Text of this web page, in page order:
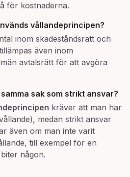
för kostnaderna.
vållandeprincipen?
inom skadeståndsrätt och
även inom
avtalsrätt för att avgöra
sak som strikt ansvar?
kräver att man har
medan strikt ansvar
även om man inte varit
till exempel för en
någon.